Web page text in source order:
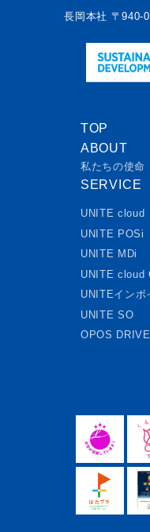
長岡本社 〒940-
TOP
ABOUT
私たちの使命
SERVICE
UNITE cloud
UNITE POSi
UNITE MDi
UNITE cloud
UNITEインボ
UNITE SO
OPOS